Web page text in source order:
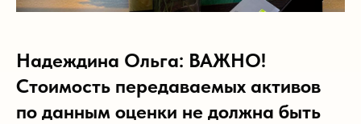
Надеждина Ольга: ВАЖНО!
Стоимость передаваемых активов
по данным оценки не должна быть